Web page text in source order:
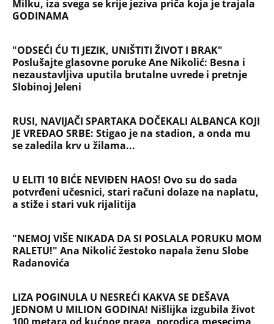
Milku, iza svega se krije jeziva priča koja je trajala
GODINAMA
"ODSEĆI ĆU TI JEZIK, UNIŠTITI ŽIVOT I BRAK"
Poslušajte glasovne poruke Ane Nikolić: Besna i
nezaustavljiva uputila brutalne uvrede i pretnje
Slobinoj Jeleni
RUSI, NAVIJAČI SPARTAKA DOČEKALI ALBANCA KOJI
JE VREĐAO SRBE: Stigao je na stadion, a onda mu
se zaledila krv u žilama...
U ELITI 10 BIĆE NEVIĐEN HAOS! Ovo su do sada
potvrđeni učesnici, stari računi dolaze na naplatu,
a stiže i stari vuk rijalitija
"NEMOJ VIŠE NIKADA DA SI POSLALA PORUKU MOM
RALETU!" Ana Nikolić žestoko napala ženu Slobe
Radanovića
LIZA POGINULA U NESREĆI KAKVA SE DEŠAVA
JEDNOM U MILION GODINA! Nišlijka izgubila život